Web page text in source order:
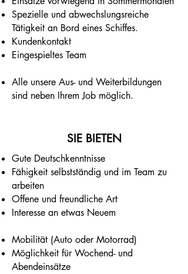
Spezielle und abwechslungsreiche
Tätigkeit an Bord eines Schiffes.
Kundenkontakt
Eingespieltes Team
Alle unsere Aus- und Weiterbildungen
sind neben Ihrem Job möglich.
SIE BIETEN
Gute Deutschkenntnisse
Fähigkeit selbstständig und im Team zu
arbeiten
Offene und freundliche Art
Interesse an etwas Neuem
Mobilität (Auto oder Motorrad)
Möglichkeit für Wochend- und
Abendeinsätze